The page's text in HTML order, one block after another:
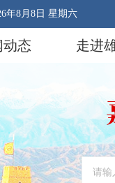
年8月8日 星期六
动态 走进